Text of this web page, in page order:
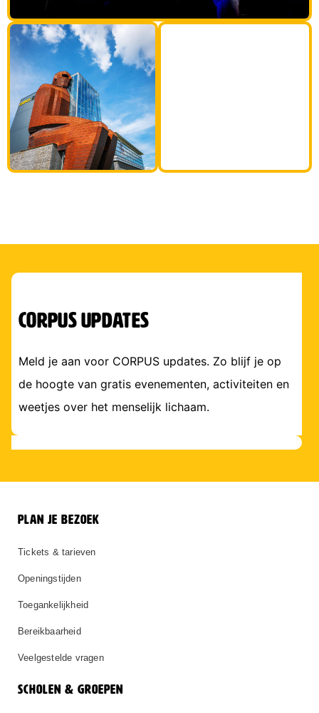
corpus updates
Meld je aan voor CORPUS updates. Zo blijf je op
de hoogte van gratis evenementen, activiteiten en
weetjes over het menselijk lichaam.
PLAN JE BEZOEK
Tickets & tarieven
Openingstijden
Toegankelijkheid
Bereikbaarheid
Veelgestelde vragen
SCHOLEN & GROEPEN